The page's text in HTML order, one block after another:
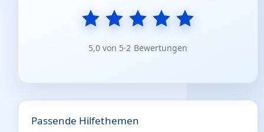
5,0 von 5·2 Bewertungen
Passende Hilfethemen